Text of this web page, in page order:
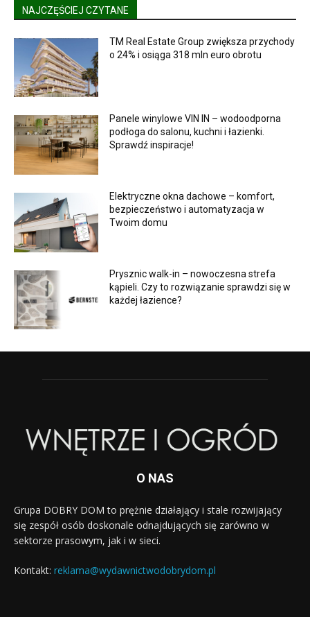
NAJCZĘŚCIEJ CZYTANE
TM Real Estate Group zwiększa przychody
o 24% i osiąga 318 mln euro obrotu
Panele winylowe VIN IN – wodoodporna
podłoga do salonu, kuchni i łazienki.
Sprawdź inspiracje!
Elektryczne okna dachowe – komfort,
bezpieczeństwo i automatyzacja w
Twoim domu
Prysznic walk-in – nowoczesna strefa
kąpieli. Czy to rozwiązanie sprawdzi się w
każdej łazience?
O NAS
Grupa DOBRY DOM to prężnie działający i stale rozwijający
się zespół osób doskonale odnajdujących się zarówno w
sektorze prasowym, jak i w sieci.
Kontakt: reklama@wydawnictwodobrydom.pl